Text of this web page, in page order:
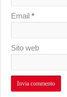
Email*
Sito web